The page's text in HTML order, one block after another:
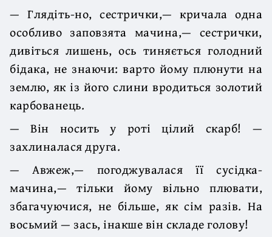
— Глядіть-но, сестрички,— кричала одна
особливо заповзята мачина,— сестрички,
дивіться лишень, ось тиняється голодний
бідака, не знаючи: варто йому плюнути на
землю, як із його слини вродиться золотий
карбованець.
— Він носить у роті цілий скарб! —
захлиналася друга.
— Авжеж,— погоджувалася її сусідка-
мачина,— тільки йому вільно плювати,
збагачуючися, не більше, як сім разів. На
восьмий — зась, інакше він складе голову!